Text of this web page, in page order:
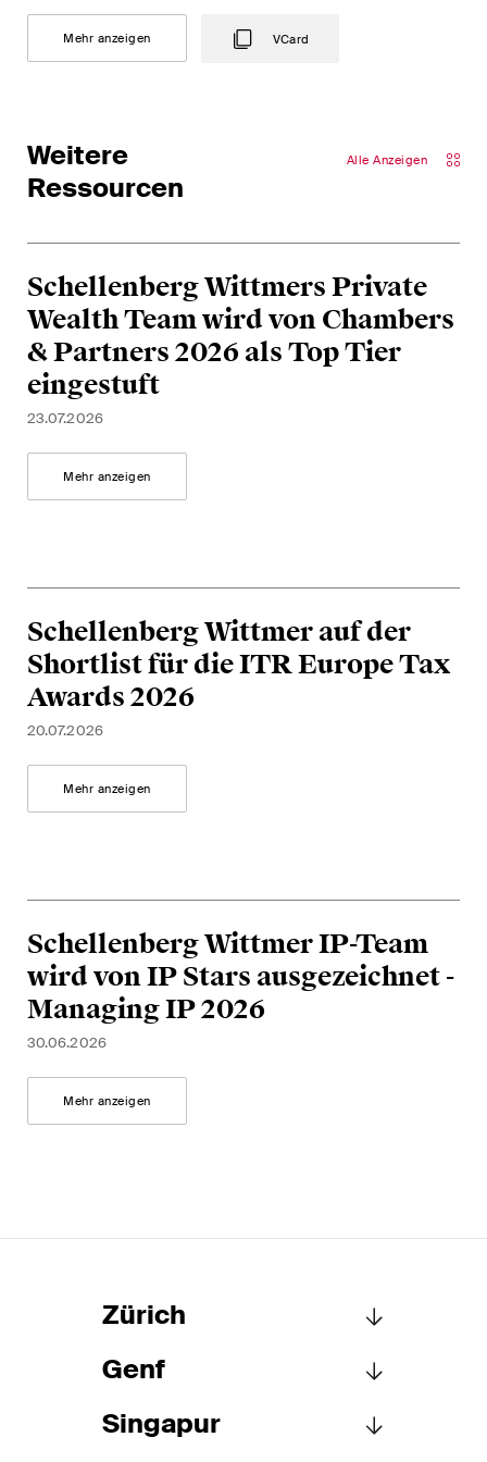
Mehr anzeigen VCard
Weitere
Ressourcen
Alle Anzeigen
Schellenberg Wittmers Private
Wealth Team wird von Chambers
& Partners 2026 als Top Tier
eingestuft
23.07.2026
Mehr anzeigen
Schellenberg Wittmer auf der
Shortlist für die ITR Europe Tax
Awards 2026
20.07.2026
Mehr anzeigen
Schellenberg Wittmer IP-Team
wird von IP Stars ausgezeichnet -
Managing IP 2026
30.06.2026
Mehr anzeigen
Zürich
Schellenberg Wittmer AG
Postfach 2201
8021 Zürich
Genf
Schellenberg Wittmer AG
Singapur
Ein regelmässiger Blick aus
einer einzigartigen M&A-
Entwicklungen und
Schweiz.
Ich habe die Datenschutzerklärunggelesen
uns akzeptiert*
Diese Website ist durch reCAPTCHA geschützt und es gelten die Google-
Datenschutzerklärung
Abonnieren